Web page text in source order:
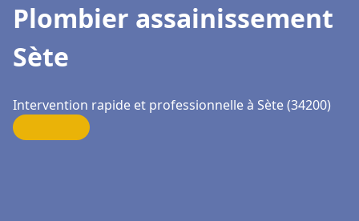
Plombier assainissement
Sète
Intervention rapide et professionnelle à Sète (34200)